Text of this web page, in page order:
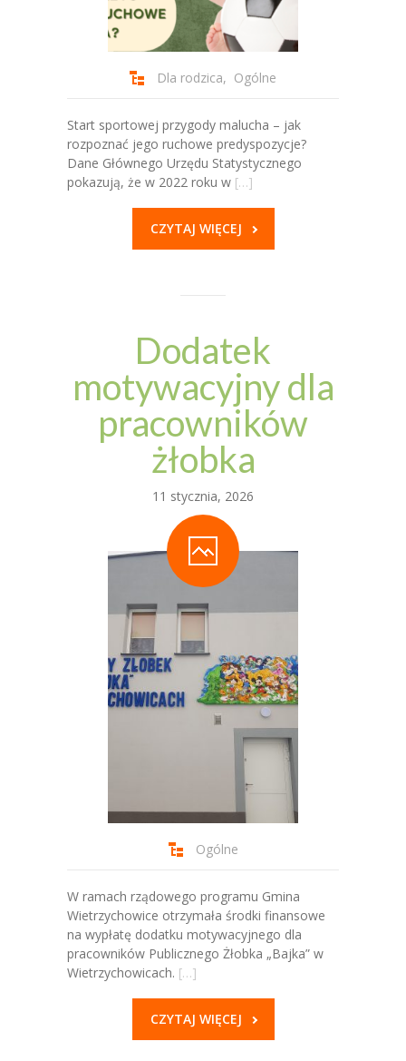
Dla rodzica, Ogólne
Start sportowej przygody malucha – jak
rozpoznać jego ruchowe predyspozycje?
Dane Głównego Urzędu Statystycznego
pokazują, że w 2022 roku w […]
CZYTAJ WIĘCEJ
Dodatek
motywacyjny dla
pracowników
żłobka
11 stycznia, 2026
Ogólne
W ramach rządowego programu Gmina
Wietrzychowice otrzymała środki finansowe
na wypłatę dodatku motywacyjnego dla
pracowników Publicznego Żłobka „Bajka” w
Wietrzychowicach. […]
CZYTAJ WIĘCEJ